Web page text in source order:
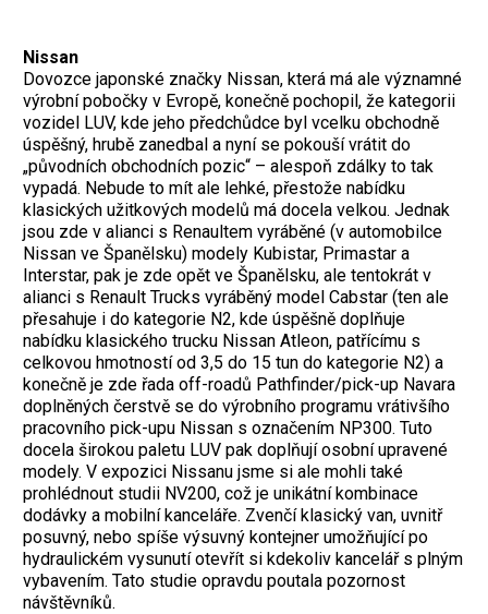
Nissan
Dovozce japonské značky Nissan, která má ale významné
výrobní pobočky v Evropě, konečně pochopil, že kategorii
vozidel LUV, kde jeho předchůdce byl vcelku obchodně
úspěšný, hrubě zanedbal a nyní se pokouší vrátit do
„původních obchodních pozic“ – alespoň zdálky to tak
vypadá. Nebude to mít ale lehké, přestože nabídku
klasických užitkových modelů má docela velkou. Jednak
jsou zde v alianci s Renaultem vyráběné (v automobilce
Nissan ve Španělsku) modely Kubistar, Primastar a
Interstar, pak je zde opět ve Španělsku, ale tentokrát v
alianci s Renault Trucks vyráběný model Cabstar (ten ale
přesahuje i do kategorie N2, kde úspěšně doplňuje
nabídku klasického trucku Nissan Atleon, patřícímu s
celkovou hmotností od 3,5 do 15 tun do kategorie N2) a
konečně je zde řada off-roadů Pathfinder/pick-up Navara
doplněných čerstvě se do výrobního programu vrátivšího
pracovního pick-upu Nissan s označením NP300. Tuto
docela širokou paletu LUV pak doplňují osobní upravené
modely. V expozici Nissanu jsme si ale mohli také
prohlédnout studii NV200, což je unikátní kombinace
dodávky a mobilní kanceláře. Zvenčí klasický van, uvnitř
posuvný, nebo spíše výsuvný kontejner umožňující po
hydraulickém vysunutí otevřít si kdekoliv kancelář s plným
vybavením. Tato studie opravdu poutala pozornost
návštěvníků.